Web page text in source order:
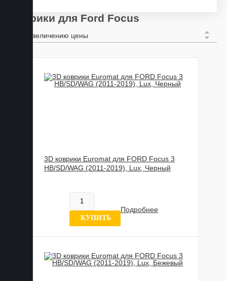
Коврики для Ford Focus
По увеличению цены
3D коврики Euromat для FORD Focus 3
HB/SD/WAG (2011-2019), Lux, Черный
В наличии
11 отзыв
КУПИТЬ
Подробнее